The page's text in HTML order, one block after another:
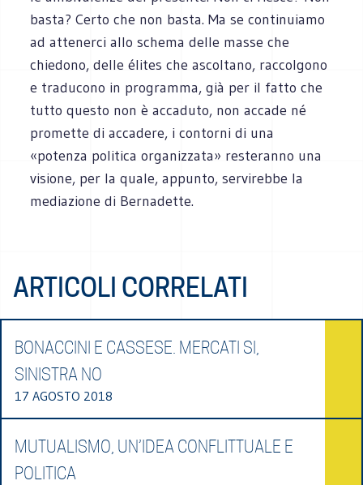
basta? Certo che non basta. Ma se continuiamo
ad attenerci allo schema delle masse che
chiedono, delle élites che ascoltano, raccolgono
e traducono in programma, già per il fatto che
tutto questo non è accaduto, non accade né
promette di accadere, i contorni di una
«potenza politica organizzata» resteranno una
visione, per la quale, appunto, servirebbe la
mediazione di Bernadette.
ARTICOLI CORRELATI
BONACCINI E CASSESE. MERCATI SI,
SINISTRA NO
17 AGOSTO 2018
MUTUALISMO, UN’IDEA CONFLITTUALE E
POLITICA